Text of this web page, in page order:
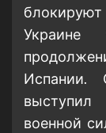
Испании.
военной